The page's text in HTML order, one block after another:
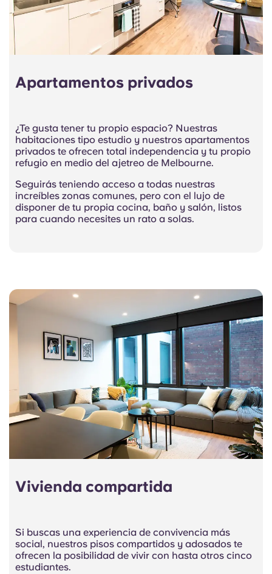
Apartamentos privados
¿Te gusta tener tu propio espacio? Nuestras
habitaciones tipo estudio y nuestros apartamentos
privados te ofrecen total independencia y tu propio
refugio en medio del ajetreo de Melbourne.
Seguirás teniendo acceso a todas nuestras
increíbles zonas comunes, pero con el lujo de
disponer de tu propia cocina, baño y salón, listos
para cuando necesites un rato a solas.
Vivienda compartida
Si buscas una experiencia de convivencia más
social, nuestros pisos compartidos y adosados te
ofrecen la posibilidad de vivir con hasta otros cinco
estudiantes.